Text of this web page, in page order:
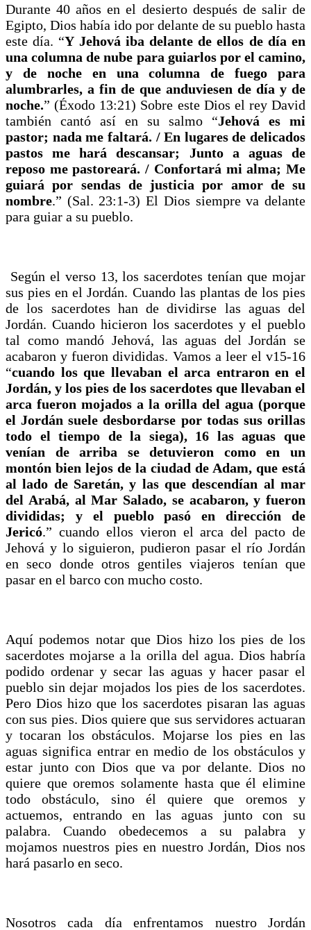
Durante 40 años en el desierto después de salir de
Egipto, Dios había ido por delante de su pueblo hasta
este día. “Y Jehová iba delante de ellos de día en
una columna de nube para guiarlos por el camino,
y de noche en una columna de fuego para
alumbrarles, a fin de que anduviesen de día y de
noche.” (Éxodo 13:21) Sobre este Dios el rey David
también cantó así en su salmo “Jehová es mi
pastor; nada me faltará. / En lugares de delicados
pastos me hará descansar; Junto a aguas de
reposo me pastoreará. / Confortará mi alma; Me
guiará por sendas de justicia por amor de su
nombre.” (Sal. 23:1-3) El Dios siempre va delante
para guiar a su pueblo.
Según el verso 13, los sacerdotes tenían que mojar
sus pies en el Jordán. Cuando las plantas de los pies
de los sacerdotes han de dividirse las aguas del
Jordán. Cuando hicieron los sacerdotes y el pueblo
tal como mandó Jehová, las aguas del Jordán se
acabaron y fueron divididas. Vamos a leer el v15-16
“cuando los que llevaban el arca entraron en el
Jordán, y los pies de los sacerdotes que llevaban el
arca fueron mojados a la orilla del agua (porque
el Jordán suele desbordarse por todas sus orillas
todo el tiempo de la siega), 16 las aguas que
venían de arriba se detuvieron como en un
montón bien lejos de la ciudad de Adam, que está
al lado de Saretán, y las que descendían al mar
del Arabá, al Mar Salado, se acabaron, y fueron
divididas; y el pueblo pasó en dirección de
Jericó.” cuando ellos vieron el arca del pacto de
Jehová y lo siguieron, pudieron pasar el río Jordán
en seco donde otros gentiles viajeros tenían que
pasar en el barco con mucho costo.
Aquí podemos notar que Dios hizo los pies de los
sacerdotes mojarse a la orilla del agua. Dios habría
podido ordenar y secar las aguas y hacer pasar el
pueblo sin dejar mojados los pies de los sacerdotes.
Pero Dios hizo que los sacerdotes pisaran las aguas
con sus pies. Dios quiere que sus servidores actuaran
y tocaran los obstáculos. Mojarse los pies en las
aguas significa entrar en medio de los obstáculos y
estar junto con Dios que va por delante. Dios no
quiere que oremos solamente hasta que él elimine
todo obstáculo, sino él quiere que oremos y
actuemos, entrando en las aguas junto con su
palabra. Cuando obedecemos a su palabra y
mojamos nuestros pies en nuestro Jordán, Dios nos
hará pasarlo en seco.
Nosotros cada día enfrentamos nuestro Jordán